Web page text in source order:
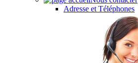
Adresse et Téléphones